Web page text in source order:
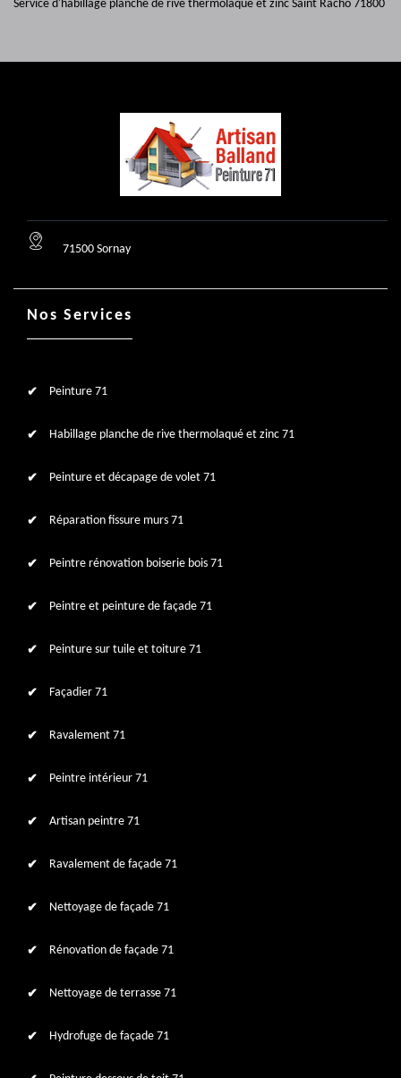
Service d'habillage planche de rive thermolaqué et zinc Saint Racho 71800
71500 Sornay
Nos Services
Peinture 71
Habillage planche de rive thermolaqué et zinc 71
Peinture et décapage de volet 71
Réparation fissure murs 71
Peintre rénovation boiserie bois 71
Peintre et peinture de façade 71
Peinture sur tuile et toiture 71
Façadier 71
Ravalement 71
Peintre intérieur 71
Artisan peintre 71
Ravalement de façade 71
Nettoyage de façade 71
Rénovation de façade 71
Nettoyage de terrasse 71
Hydrofuge de façade 71